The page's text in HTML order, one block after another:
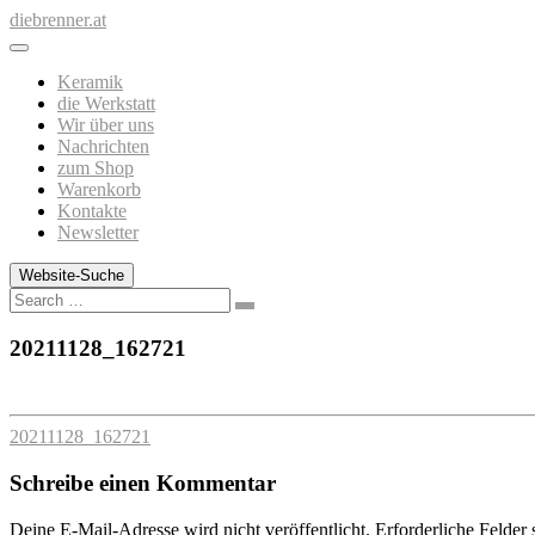
Zum
Inhalt
diebrenner.at
Keramik
die Werkstatt
Wir über uns
Nachrichten
zum Shop
Warenkorb
Kontakte
Newsletter
Website-Suche
Search
20211128_162721
20211128_162721
Schreibe einen Kommentar
Deine E-Mail-Adresse wird nicht veröffentlicht. Erforderliche Felder